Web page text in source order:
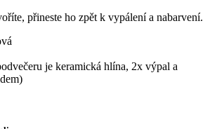
přineste ho zpět k vypálení a nabarvení.
je keramická hlína, 2x výpal a